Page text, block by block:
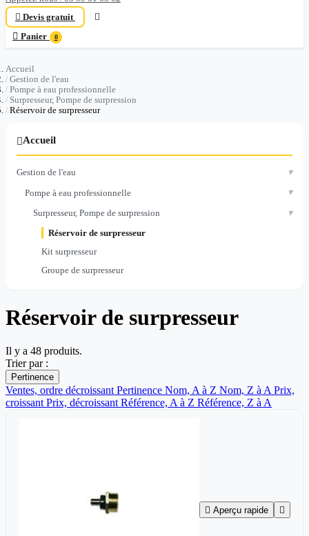
 Devis gratuit

 Panier 0
Accueil
Gestion de l'eau
Pompe à eau professionnelle
Surpresseur, Pompe de surpression
Réservoir de surpresseur
Accueil
Gestion de l'eau ▾
Pompe à eau professionnelle ▾
Surpresseur, Pompe de surpression
▾
Réservoir de surpresseur
Kit surpresseur
Groupe de surpresseur
Réservoir de surpresseur
Il y a 48 produits.
Trier par :
Pertinence
Ventes, ordre décroissant Pertinence Nom, A à Z Nom, Z à A Prix,
croissant Prix, décroissant Référence, A à Z Référence, Z à A
 Aperçu rapide 